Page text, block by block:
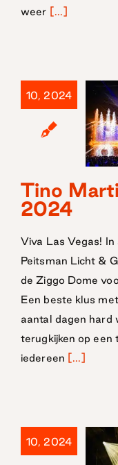
weer [...]
10, 2024
Tino
2024
Viva Las Vegas!
Peitsman Licht &
de Ziggo Dome
Een beste klus
aantal dagen hard
terugkijken op een
iedereen [...]
10, 2024